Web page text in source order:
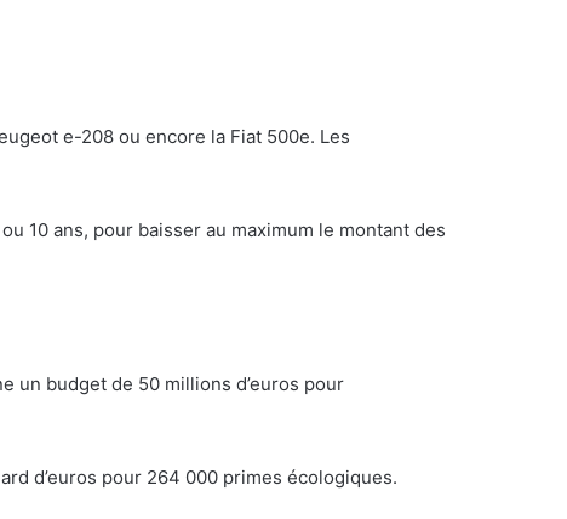
e-208 ou encore la Fiat 500e. Les
10 ans, pour baisser au maximum le montant des
un budget de 50 millions d’euros pour
d’euros pour 264 000 primes écologiques.